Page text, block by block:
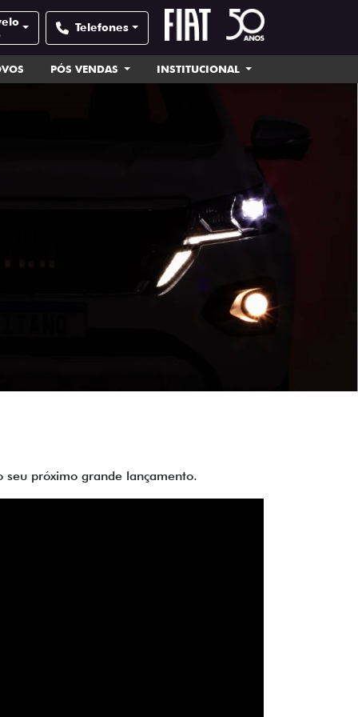
Telefones
PÓS VENDAS INSTITUCIONAL
próximo grande lançamento.